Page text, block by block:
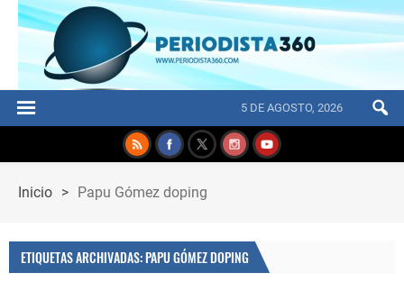
5 DE AGOSTO, 2026
Inicio > Papu Gómez doping
ETIQUETAS ARCHIVADAS: PAPU GÓMEZ DOPING